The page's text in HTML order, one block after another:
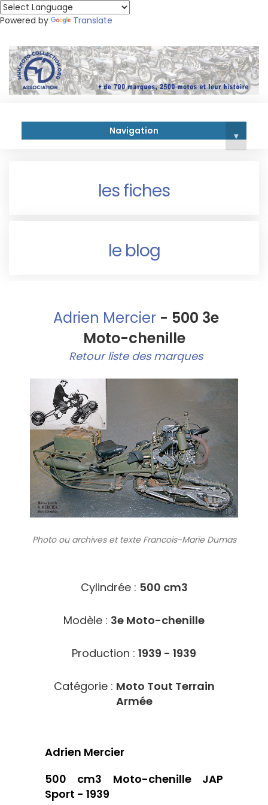
Powered by Translate
Navigation ▾
les fiches
le blog
Adrien Mercier- 500 3e
Moto-chenille
Retour liste des marques
Photo ou archiveset texte Francois-Marie Dumas
Cylindrée : 500 cm3
Modèle : 3e Moto-chenille
Production : 1939 - 1939
Catégorie : Moto Tout Terrain
Armée
Adrien Mercier
500 cm3 Moto-chenille JAP
Sport - 1939